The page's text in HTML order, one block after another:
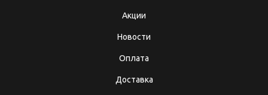
Акции
Новости
Оплата
Доставка